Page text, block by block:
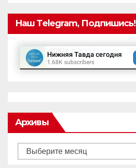
Наш Telegram, Подпишись!
Архивы
Архивы